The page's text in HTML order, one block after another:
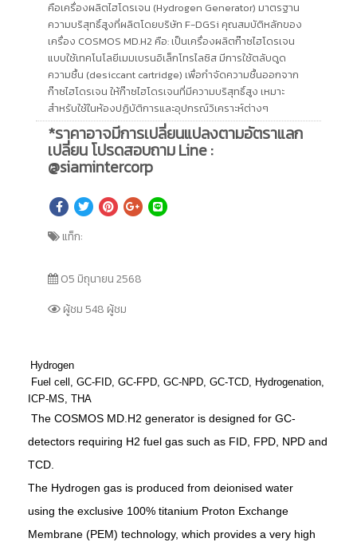
คือเครื่องผลิตไฮโดรเจน (Hydrogen Generator) มาตรฐาน
ความบริสุทธิ์สูงที่ผลิตโดยบริษัท F-DGSi คุณสมบัติหลักของ
เครื่อง COSMOS MD.H2 คือ: เป็นเครื่องผลิตก๊าซไฮโดรเจน
แบบใช้เทคโนโลยีเมมเบรนอิเล็กโทรไลซิส มีการใช้ตลับดูด
ความชื้น (desiccant cartridge) เพื่อกำจัดความชื้นออกจาก
ก๊าซไฮโดรเจน ให้ก๊าซไฮโดรเจนที่มีความบริสุทธิ์สูง เหมาะ
สำหรับใช้ในห้องปฏิบัติการและอุปกรณ์วิเคราะห์ต่างๆ
*ราคาอาจมีการเปลี่ยนแปลงตามอัตราแลก
เปลี่ยน โปรดสอบถาม Line :
@siamintercorp
แท็ก:
05 มิถุนายน 2568
ผู้ชม 548 ผู้ชม
Hydrogen
Fuel cell, GC-FID, GC-FPD, GC-NPD, GC-TCD, Hydrogenation,
ICP-MS, THA
The COSMOS MD.H2 generator is designed for GC-
detectors requiring H2 fuel gas such as FID, FPD, NPD and
TCD.
The Hydrogen gas is produced from deionised water
using the exclusive 100% titanium Proton Exchange
Membrane (PEM) technology, which provides a very high